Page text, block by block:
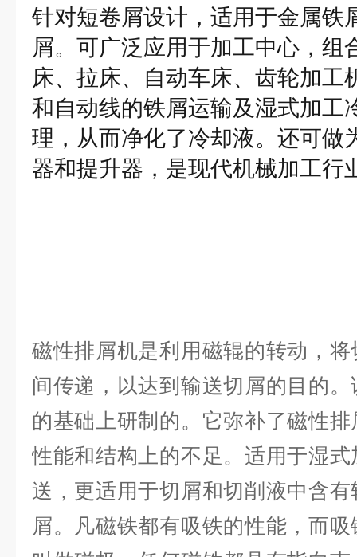
针对短卷屑设计，适用于金属铁
屑。可广泛应用于加工中心，组
床、拉床、自动车床、齿轮加工
和自动线的铁屑运输及湿式加工
理，从而净化了冷却液。还可做
器和提升器，是现代机械加工行
磁性排屑机是利用磁辊的转动，
间传递，以达到输送切屑的目的
的基础上研制的。它弥补了磁性
性能和结构上的不足。适用于湿
送，更适用于切屑和切削液中含
屑。凡磁铁都有吸铁的性能，而